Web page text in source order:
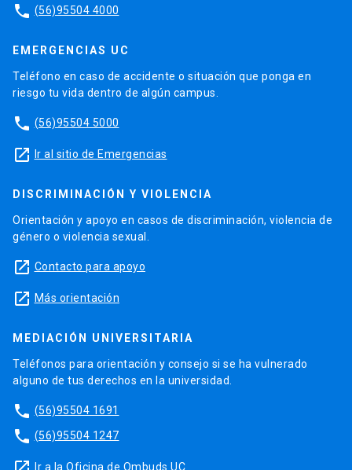
phone (56)95504 4000
EMERGENCIAS UC
Teléfono en caso de accidente o situación que ponga en
riesgo tu vida dentro de algún campus.
phone (56)95504 5000
launch Ir al sitio de Emergencias
DISCRIMINACIÓN Y VIOLENCIA
Orientación y apoyo en casos de discriminación, violencia de
género o violencia sexual.
launch Contacto para apoyo
launch Más orientación
MEDIACIÓN UNIVERSITARIA
Teléfonos para orientación y consejo si se ha vulnerado
alguno de tus derechos en la universidad.
phone (56)95504 1691
phone (56)95504 1247
Ir a la Oficina de Ombuds UC